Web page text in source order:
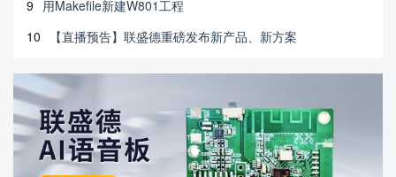
9 用Makefile新建W801工程
10
【直播预告】联盛德重磅发布新产品、新方案